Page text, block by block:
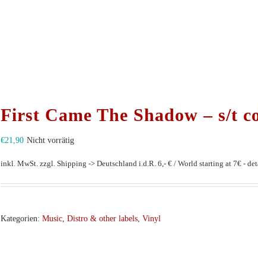
First Came The Shadow – s/t
€21,90 Nicht vorrätig
inkl. MwSt. zzgl. Shipping -> Deutschland i.d.R. 6,- € / World starting at 7€ -
Kategorien: Music Distro & other labels Vinyl